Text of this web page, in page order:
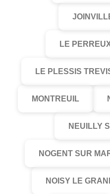
LE
LE PLESSIS
MONTREUIL
NEUILLY
NOGENT SUR
NOISY LE